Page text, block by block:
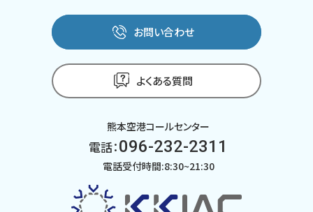
お問い合わせ
よくある質問
熊本空港コールセンター
電話：096-232-2311
電話受付時間:8:30~21:30